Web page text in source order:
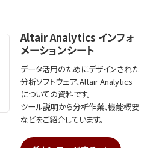
Altair Analytics インフォ
メーションシート
データ活用のためにデザインされた
分析ソフトウェア、Altair Analytics
についての資料です。
ツール説明から分析作業、機能概要
などをご紹介しています。